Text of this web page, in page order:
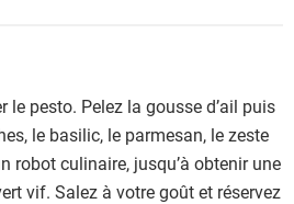
le pesto. Pelez la gousse d’ail puis
le basilic, le parmesan, le zeste
robot culinaire, jusqu’à obtenir une
vif. Salez à votre goût et réservez